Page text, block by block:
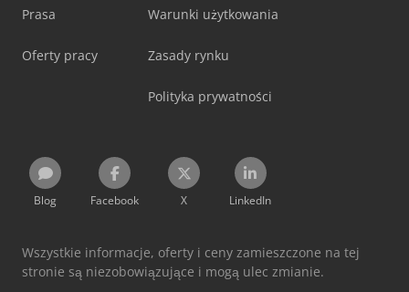
Prasa
Oferty pracy
Warunki użytkowania
Zasady rynku
Polityka prywatności
Blog Facebook X LinkedIn
Wszystkie informacje, oferty i ceny zamieszczone na tej
stronie są niezobowiązujące i mogą ulec zmianie.